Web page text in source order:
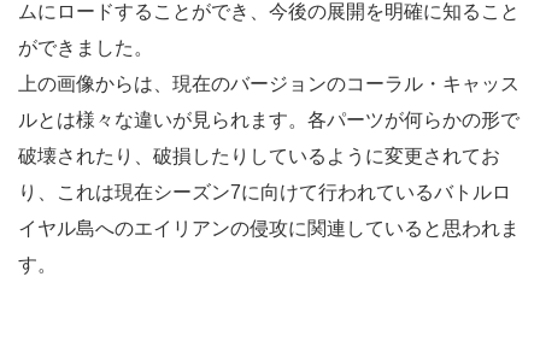
ムにロードすることができ、今後の展開を明確に知ること
ができました。
上の画像からは、現在のバージョンのコーラル・キャッス
ルとは様々な違いが見られます。各パーツが何らかの形で
破壊されたり、破損したりしているように変更されてお
り、これは現在シーズン7に向けて行われているバトルロ
イヤル島へのエイリアンの侵攻に関連していると思われま
す。